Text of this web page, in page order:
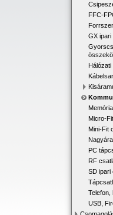
FFC-
GX
Micro-
Mini-Fit
PC
RF
SD ipari
Telefon,
USB,